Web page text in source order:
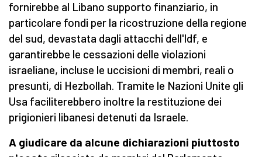
fornirebbe al Libano supporto finanziario, in
particolare fondi per la ricostruzione della regione
del sud, devastata dagli attacchi dell'Idf, e
garantirebbe le cessazioni delle violazioni
israeliane, incluse le uccisioni di membri, reali o
presunti, di Hezbollah. Tramite le Nazioni Unite gli
Usa faciliterebbero inoltre la restituzione dei
prigionieri libanesi detenuti da Israele.
A giudicare da alcune dichiarazioni piuttosto